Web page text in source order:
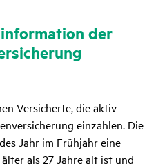
der
Versicherte, die aktiv
einzahlen. Die
Jahr im Frühjahr eine
als 27 Jahre alt ist und